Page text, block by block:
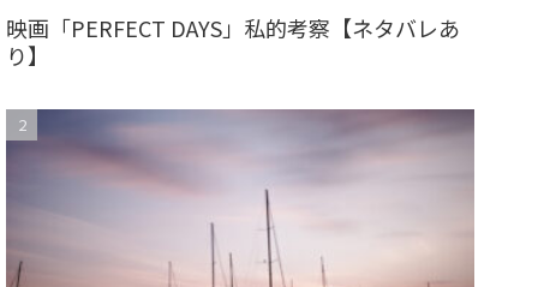
映画「PERFECT DAYS」私的考察【ネタバレあ
り】